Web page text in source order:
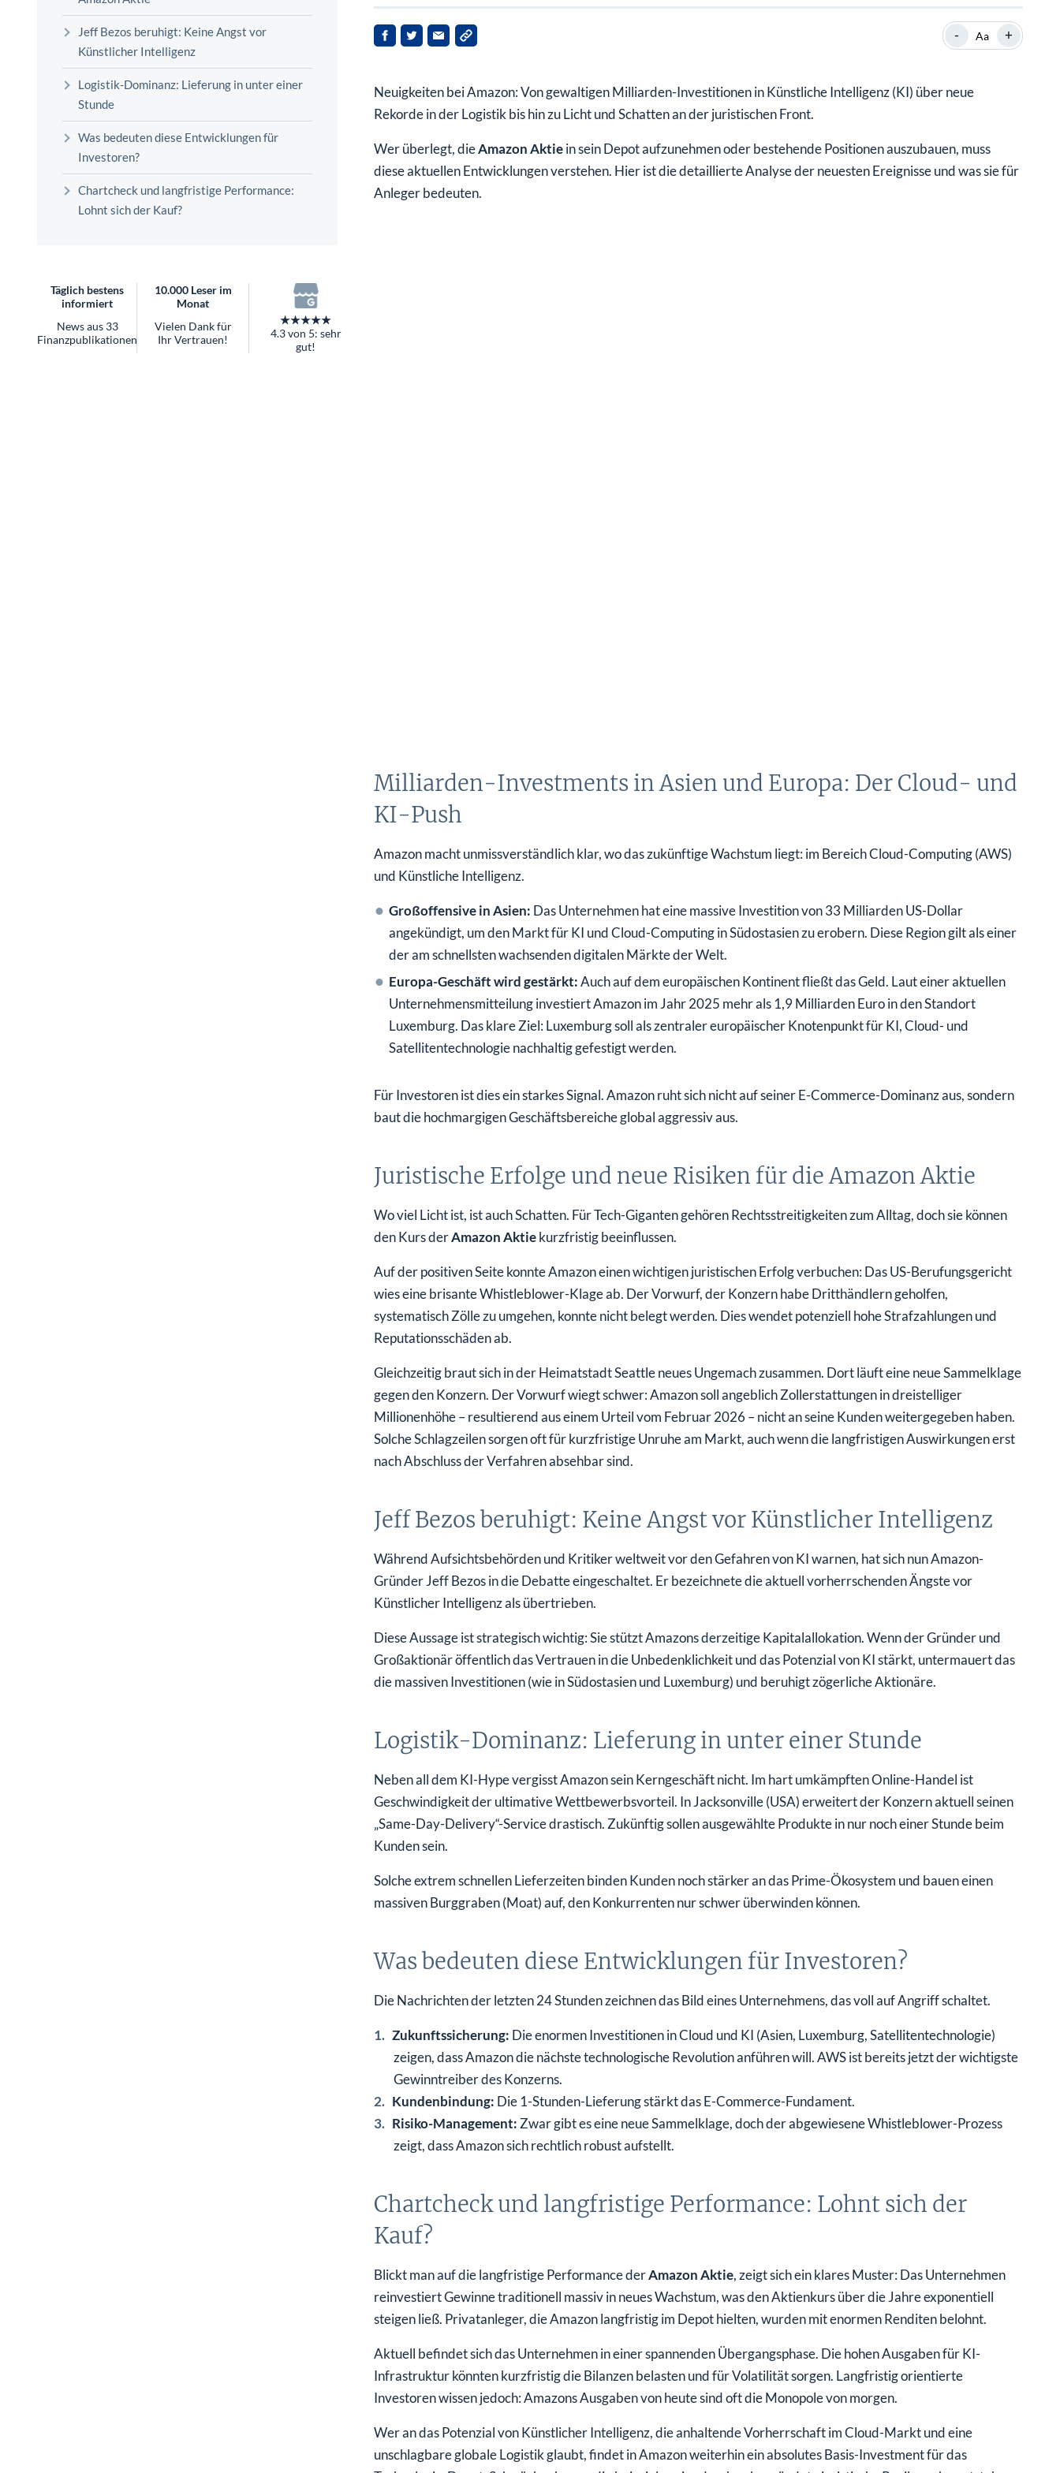
RATGEBER
Worauf Sie bei ETFs achten sollten
SHOP WEBINARE RATGEBER
RATGEBER
Jeff Bezos beruhigt: Keine Angst vor
Künstlicher Intelligenz
Logistik-Dominanz: Lieferung in unter einer
Stunde
Was bedeuten diese Entwicklungen für
Investoren?
Chartcheck und langfristige Performance:
Lohnt sich der Kauf?
Täglich bestens
informiert
News aus 33
Finanzpublikationen
10.000 Leser im
Monat
Vielen Dank für
Ihr Vertrauen!
★★★★★
4.3 von 5: sehr
gut!
- Aa +
Neuigkeiten bei Amazon: Von gewaltigen Milliarden-Investitionen in Künstliche Intelligenz (KI) über neue
Rekorde in der Logistik bis hin zu Licht und Schatten an der juristischen Front.
Wer überlegt, dieAmazon Aktiein sein Depot aufzunehmen oder bestehende Positionen auszubauen, muss
diese aktuellen Entwicklungen verstehen. Hier ist die detaillierte Analyse der neuesten Ereignisse und was sie für
Anleger bedeuten.
Milliarden-Investments in Asien und Europa: Der Cloud- und
KI-Push
Amazon macht unmissverständlich klar, wo das zukünftige Wachstum liegt: im Bereich Cloud-Computing (AWS)
und Künstliche Intelligenz.
Großoffensive in Asien: Das Unternehmen hat eine massive Investition von 33 Milliarden US-Dollar
angekündigt, um den Markt für KI und Cloud-Computing in Südostasien zu erobern. Diese Region gilt als einer
der am schnellsten wachsenden digitalen Märkte der Welt.
Europa-Geschäft wird gestärkt:Auch auf dem europäischen Kontinent fließt das Geld. Laut einer aktuellen
Unternehmensmitteilung investiert Amazon im Jahr 2025 mehr als 1,9 Milliarden Euro in den Standort
Luxemburg. Das klare Ziel: Luxemburg soll als zentraler europäischer Knotenpunkt für KI, Cloud- und
Satellitentechnologie nachhaltig gefestigt werden.
Für Investoren ist dies ein starkes Signal. Amazon ruht sich nicht auf seiner E-Commerce-Dominanz aus, sondern
baut die hochmargigen Geschäftsbereiche global aggressiv aus.
Juristische Erfolge und neue Risiken für die Amazon Aktie
Wo viel Licht ist, ist auch Schatten. Für Tech-Giganten gehören Rechtsstreitigkeiten zum Alltag, doch sie können
den Kurs derAmazon Aktiekurzfristig beeinflussen.
Auf der positiven Seite konnte Amazon einen wichtigen juristischen Erfolg verbuchen: Das US-Berufungsgericht
wies eine brisante Whistleblower-Klage ab. Der Vorwurf, der Konzern habe Dritthändlern geholfen,
systematisch Zölle zu umgehen, konnte nicht belegt werden. Dies wendet potenziell hohe Strafzahlungen und
Reputationsschäden ab.
Gleichzeitig braut sich in der Heimatstadt Seattle neues Ungemach zusammen. Dort läuft eine neue Sammelklage
gegen den Konzern. Der Vorwurf wiegt schwer: Amazon soll angeblich Zollerstattungen in dreistelliger
Millionenhöhe – resultierend aus einem Urteil vom Februar 2026 – nicht an seine Kunden weitergegeben haben.
Solche Schlagzeilen sorgen oft für kurzfristige Unruhe am Markt, auch wenn die langfristigen Auswirkungen erst
nach Abschluss der Verfahren absehbar sind.
Jeff Bezos beruhigt: Keine Angst vor Künstlicher Intelligenz
Während Aufsichtsbehörden und Kritiker weltweit vor den Gefahren von KI warnen, hat sich nun Amazon-
Gründer Jeff Bezos in die Debatte eingeschaltet. Er bezeichnete die aktuell vorherrschenden Ängste vor
Künstlicher Intelligenz als übertrieben.
Diese Aussage ist strategisch wichtig: Sie stützt Amazons derzeitige Kapitalallokation. Wenn der Gründer und
Großaktionär öffentlich das Vertrauen in die Unbedenklichkeit und das Potenzial von KI stärkt, untermauert das
die massiven Investitionen (wie in Südostasien und Luxemburg) und beruhigt zögerliche Aktionäre.
Logistik-Dominanz: Lieferung in unter einer Stunde
Neben all dem KI-Hype vergisst Amazon sein Kerngeschäft nicht. Im hart umkämpften Online-Handel ist
Geschwindigkeit der ultimative Wettbewerbsvorteil. In Jacksonville (USA) erweitert der Konzern aktuell seinen
„Same-Day-Delivery“-Service drastisch. Zukünftig sollen ausgewählte Produkte in nur noch einer Stunde beim
Kunden sein.
Solche extrem schnellen Lieferzeiten binden Kunden noch stärker an das Prime-Ökosystem und bauen einen
massiven Burggraben (Moat) auf, den Konkurrenten nur schwer überwinden können.
Was bedeuten diese Entwicklungen für Investoren?
Die Nachrichten der letzten 24 Stunden zeichnen das Bild eines Unternehmens, das voll auf Angriff schaltet.
Zukunftssicherung: Die enormen Investitionen in Cloud und KI (Asien, Luxemburg, Satellitentechnologie)
zeigen, dass Amazon die nächste technologische Revolution anführen will. AWS ist bereits jetzt der wichtigste
Gewinntreiber des Konzerns.
Kundenbindung: Die 1-Stunden-Lieferung stärkt das E-Commerce-Fundament.
Risiko-Management: Zwar gibt es eine neue Sammelklage, doch der abgewiesene Whistleblower-Prozess
zeigt, dass Amazon sich rechtlich robust aufstellt.
Chartcheck und langfristige Performance: Lohnt sich der
Kauf?
Blickt man auf die langfristige Performance derAmazon Aktie, zeigt sich ein klares Muster: Das Unternehmen
reinvestiert Gewinne traditionell massiv in neues Wachstum, was den Aktienkurs über die Jahre exponentiell
steigen ließ. Privatanleger, die Amazon langfristig im Depot hielten, wurden mit enormen Renditen belohnt.
Aktuell befindet sich das Unternehmen in einer spannenden Übergangsphase. Die hohen Ausgaben für KI-
Infrastruktur könnten kurzfristig die Bilanzen belasten und für Volatilität sorgen. Langfristig orientierte
Investoren wissen jedoch: Amazons Ausgaben von heute sind oft die Monopole von morgen.
Wer an das Potenzial von Künstlicher Intelligenz, die anhaltende Vorherrschaft im Cloud-Markt und eine
unschlagbare globale Logistik glaubt, findet in Amazon weiterhin ein absolutes Basis-Investment für das